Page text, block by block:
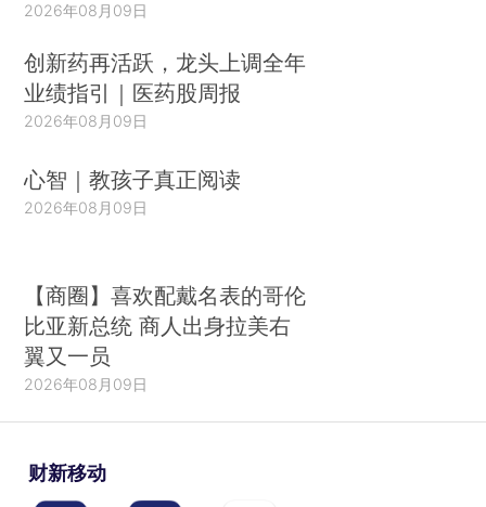
2026年08月09日
创新药再活跃，龙头上调全年
业绩指引｜医药股周报
2026年08月09日
心智｜教孩子真正阅读
2026年08月09日
【商圈】喜欢配戴名表的哥伦
比亚新总统 商人出身拉美右
翼又一员
2026年08月09日
财新移动